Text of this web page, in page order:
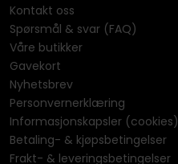
Kontakt oss
Spørsmål & svar (FAQ)
Våre butikker
Gavekort
Nyhetsbrev
Personvernerklæring
Informasjonskapsler (cookies)
Betaling- & kjøpsbetingelser
Frakt- & leveringsbetingelser